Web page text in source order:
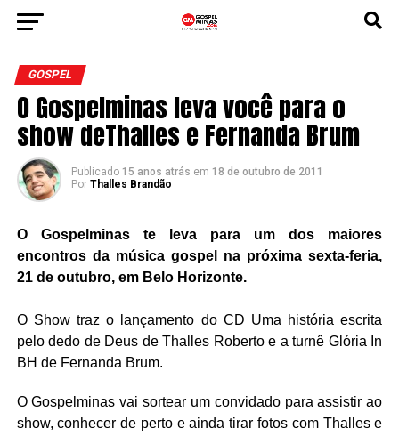
GOSPEL
O Gospelminas leva você para o
show deThalles e Fernanda Brum
Publicado 15 anos atrás em 18 de outubro de 2011
Por Thalles Brandão
O Gospelminas te leva para um dos maiores
encontros da música gospel na próxima sexta-feria,
21 de outubro, em Belo Horizonte.
O Show traz o lançamento do CD Uma história escrita
pelo dedo de Deus de Thalles Roberto e a turnê Glória In
BH de Fernanda Brum.
O Gospelminas vai sortear um convidado para assistir ao
show, conhecer de perto e ainda tirar fotos com Thalles e